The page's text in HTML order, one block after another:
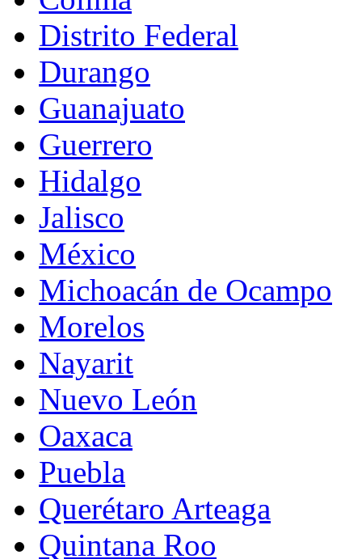
Distrito Federal
Durango
Guanajuato
Guerrero
Hidalgo
Jalisco
México
Michoacán de Ocampo
Morelos
Nayarit
Nuevo León
Oaxaca
Puebla
Querétaro Arteaga
Quintana Roo